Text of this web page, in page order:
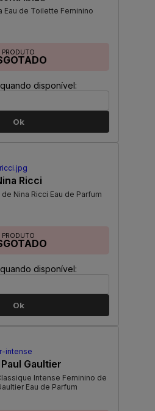
Eau de Toilette Feminino
PRODUTO
disponível:
Ok
Ricci
Nina Ricci Eau de Parfum
PRODUTO
disponível:
Ok
Gaultier
Intense Feminino de
Eau de Parfum